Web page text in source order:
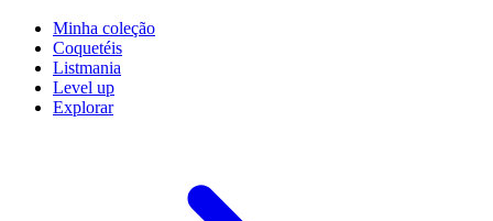
Minha coleção
Coquetéis
Listmania
Level up
Explorar